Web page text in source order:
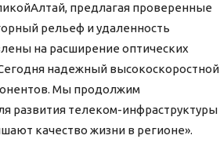
предлагая проверенные
рельеф и удаленность
на расширение оптических
надежный высокоскоростной
Мы продолжим
развития телеком-инфраструктуры
качество жизни в регионе».